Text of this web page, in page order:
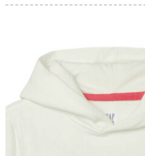
ュアルケース100%ト
150